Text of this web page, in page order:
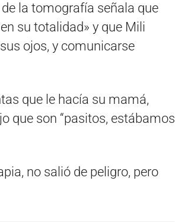
la tomografía señala que
su totalidad» y que Mili
ojos, y comunicarse
que le hacía su mamá,
que son “pasitos, estábamos
no salió de peligro, pero